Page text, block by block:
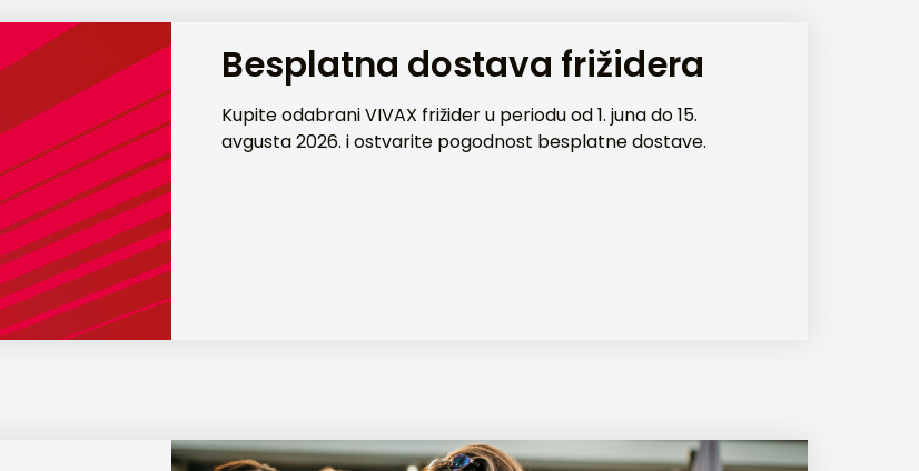
Besplatna dostava frižidera
Kupite odabrani VIVAX frižider u periodu od 1. juna do 15.
avgusta 2026. i ostvarite pogodnost besplatne dostave.